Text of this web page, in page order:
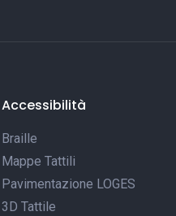
Accessibilità
Braille
Mappe Tattili
Pavimentazione LOGES
3D Tattile